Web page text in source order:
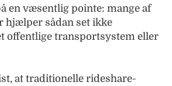
en væsentlig pointe: mange af
hjælper sådan set ikke
offentlige transportsystem eller
at traditionelle rideshare-